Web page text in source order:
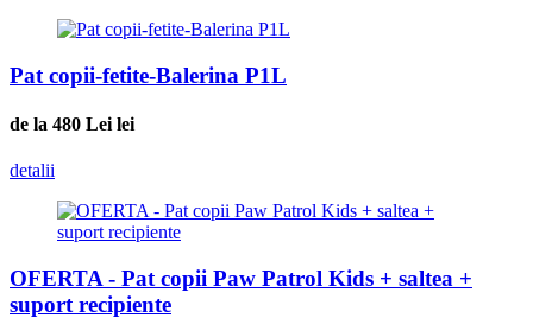
Pat copii-fetite-Balerina P1L
de la 480 Lei lei
detalii
OFERTA - Pat copii Paw Patrol Kids + saltea +
suport recipiente